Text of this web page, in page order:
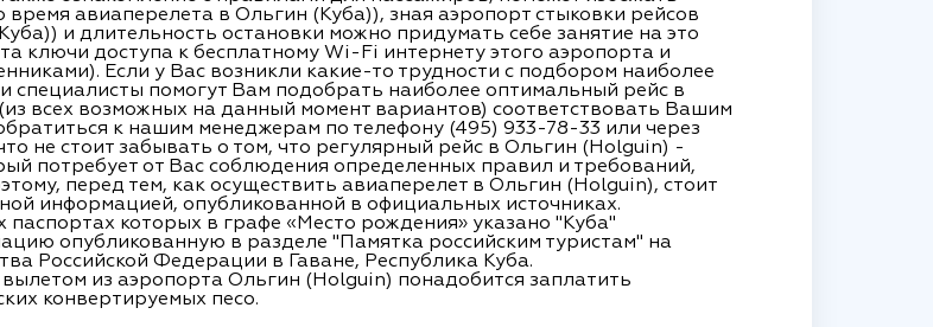
авиаперелета в Ольгин (Куба)), зная аэропорт стыковки рейсов
и длительность остановки можно придумать себе занятие на это
ключи доступа к бесплатному Wi-Fi интернету этого аэропорта и
Если у Вас возникли какие-то трудности с подбором наиболее
специалисты помогут Вам подобрать наиболее оптимальный рейс в
всех возможных на данный момент вариантов) соответствовать Вашим
к нашим менеджерам по телефону (495) 933-78-33 или через
не стоит забывать о том, что регулярный рейс в Ольгин (Holguin) -
потребует от Вас соблюдения определенных правил и требований,
перед тем, как осуществить авиаперелет в Ольгин (Holguin), стоит
информацией, опубликованной в официальных источниках.
которых в графе «Место рождения» указано "Куба"
опубликованную в разделе "Памятка российским туристам" на
Российской Федерации в Гаване, Республика Куба.
из аэропорта Ольгин (Holguin) понадобится заплатить
конвертируемых песо.